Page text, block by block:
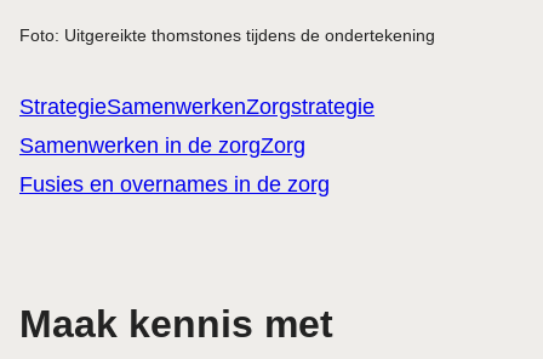
Foto: Uitgereikte thomstones tijdens de ondertekening
StrategieSamenwerkenZorgstrategie
Samenwerken in de zorgZorg
Fusies en overnames in de zorg
Maak kennis met